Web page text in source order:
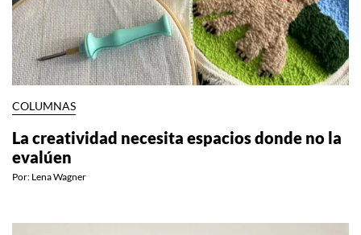
COLUMNAS
La creatividad necesita espacios donde no la
evalúen
Por: Lena Wagner